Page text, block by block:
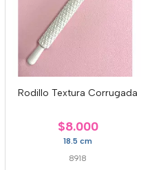
Rodillo Textura Corrugada
$8.000
18.5 cm
8918